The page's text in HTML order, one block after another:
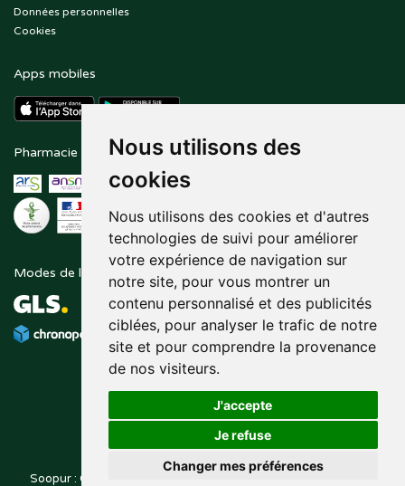
Nous utilisons des
cookies
Nous utilisons des cookies et d'autres
technologies de suivi pour améliorer
votre expérience de navigation sur
notre site, pour vous montrer un
contenu personnalisé et des publicités
ciblées, pour analyser le trafic de notre
site et pour comprendre la provenance
de nos visiteurs.
J'accepte
Je refuse
Changer mes préférences
Données personnelles
Cookies
Apps mobiles
Pharmacie en ligne agréée Paiement sécurisé
Modes de livraison Suivez-nous sur
Soopur : Cosmétiques, soin de la peau, maquillage, toutes vos